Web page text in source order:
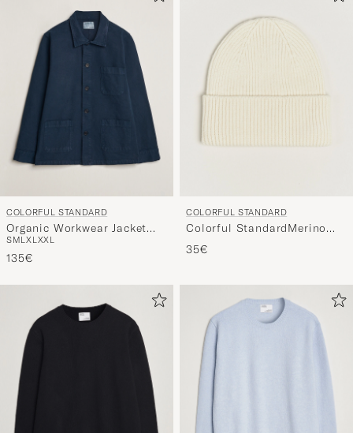
COLORFUL STANDARD
Organic Workwear Jacket
Navy Blue
SMLXLXXL
135€
COLORFUL STANDARD
Colorful StandardMerino
Wool BeanieOptical White
35€